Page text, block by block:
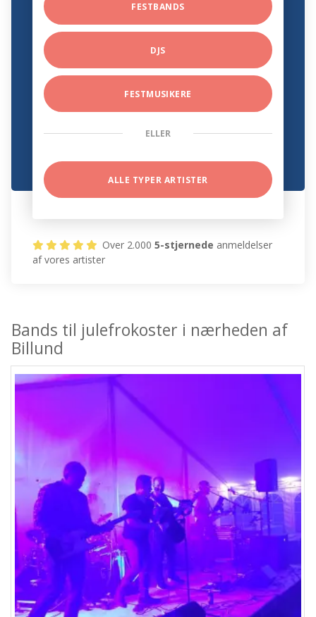
FESTBANDS
DJS
FESTMUSIKERE
ELLER
ALLE TYPER ARTISTER
Over 2.0005-stjernede anmeldelser
af vores artister
Bands til julefrokoster i nærheden af
Billund